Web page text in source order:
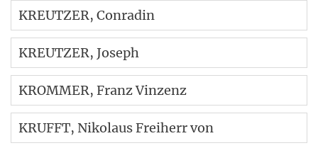
KREUTZER, Conradin
KREUTZER, Joseph
KROMMER, Franz Vinzenz
KRUFFT, Nikolaus Freiherr von